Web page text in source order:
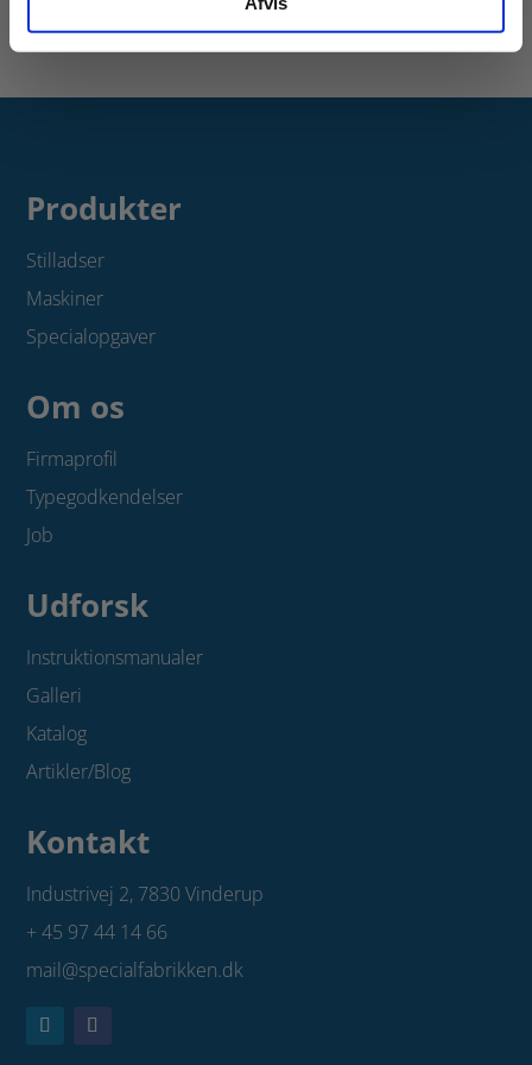
Produkter
Stilladser
Maskiner
Specialopgaver
Om os
Firmaprofil
Typegodkendelser
Job
Udforsk
Instruktionsmanualer
Galleri
Katalog
Artikler/Blog
Kontakt
Industrivej 2, 7830 Vinderup
+ 45 97 44 14 66
mail@specialfabrikken.dk